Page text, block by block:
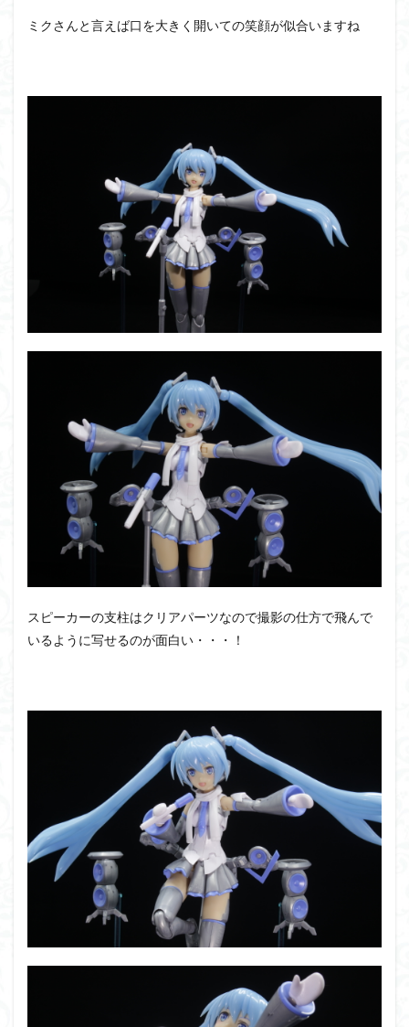
ミクさんと言えば口を大きく開いての笑顔が似合いますね
スピーカーの支柱はクリアパーツなので撮影の仕方で飛んで
いるように写せるのが面白い・・・！